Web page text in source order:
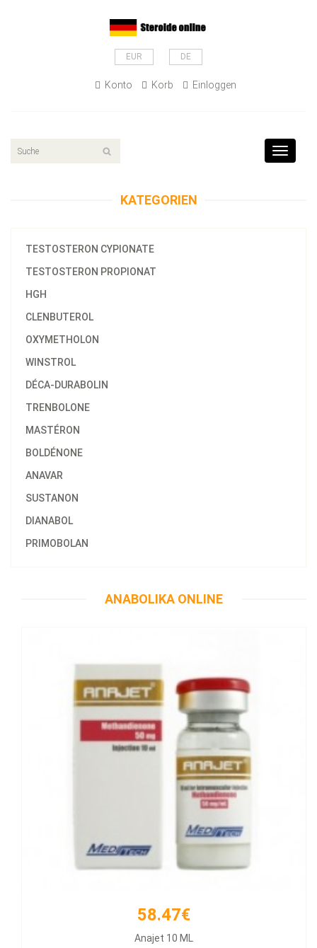
EUR DE
Konto Korb Einloggen
Toggle
KATEGORIEN
TESTOSTERON CYPIONATE
TESTOSTERON PROPIONAT
HGH
CLENBUTEROL
OXYMETHOLON
WINSTROL
DÉCA-DURABOLIN
TRENBOLONE
MASTÉRON
BOLDÉNONE
ANAVAR
SUSTANON
DIANABOL
PRIMOBOLAN
ANABOLIKA ONLINE
58.47€
Anajet 10 ML
Kaufen
66.21€